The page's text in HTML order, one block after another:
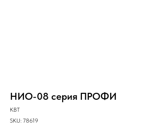
НИО-08 серия ПРОФИ
КВТ
SKU: 78619